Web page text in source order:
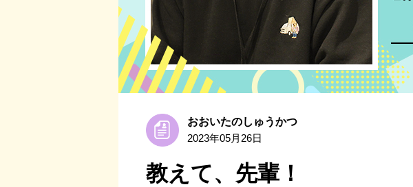
おおいたのしゅうかつ
2023年05月26日
教えて、先輩！